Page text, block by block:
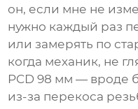
он, если мне не
нужно каждый раз
или замерять по
когда механик, не
PCD 98 мм — вроде
из-за перекоса